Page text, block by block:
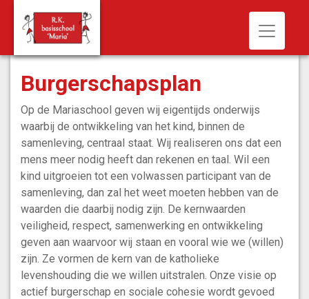
Toggle
Burgerschapsplan
Op de Mariaschool geven wij eigentijds onderwijs
waarbij de ontwikkeling van het kind, binnen de
samenleving, centraal staat. Wij realiseren ons dat een
mens meer nodig heeft dan rekenen en taal. Wil een
kind uitgroeien tot een volwassen participant van de
samenleving, dan zal het weet moeten hebben van de
waarden die daarbij nodig zijn. De kernwaarden
veiligheid, respect, samenwerking en ontwikkeling
geven aan waarvoor wij staan en vooral wie we (willen)
zijn. Ze vormen de kern van de katholieke
levenshouding die we willen uitstralen. Onze visie op
actief burgerschap en sociale cohesie wordt gevoed